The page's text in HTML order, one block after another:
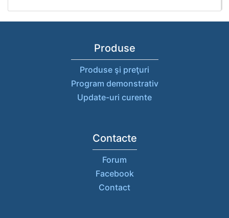
Produse
Produse şi preţuri
Program demonstrativ
Update-uri curente
Contacte
Forum
Facebook
Contact